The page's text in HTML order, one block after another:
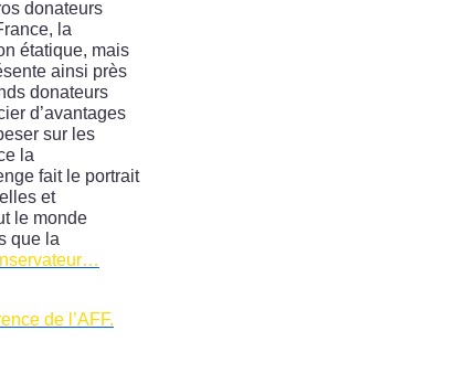
donateurs
la
étatique, mais
ainsi près
donateurs
d’avantages
sur les
la
fait le portrait
et
le monde
que la
de l’AFF.